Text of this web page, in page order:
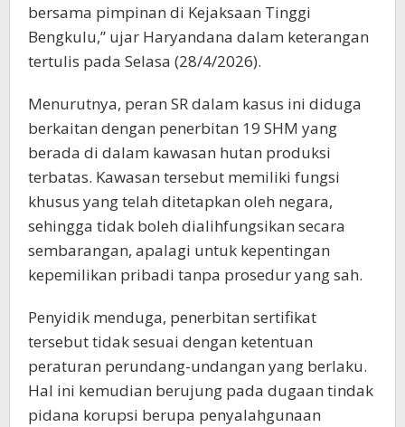
bersama pimpinan di Kejaksaan Tinggi
Bengkulu,” ujar Haryandana dalam keterangan
tertulis pada Selasa (28/4/2026).
Menurutnya, peran SR dalam kasus ini diduga
berkaitan dengan penerbitan 19 SHM yang
berada di dalam kawasan hutan produksi
terbatas. Kawasan tersebut memiliki fungsi
khusus yang telah ditetapkan oleh negara,
sehingga tidak boleh dialihfungsikan secara
sembarangan, apalagi untuk kepentingan
kepemilikan pribadi tanpa prosedur yang sah.
Penyidik menduga, penerbitan sertifikat
tersebut tidak sesuai dengan ketentuan
peraturan perundang-undangan yang berlaku.
Hal ini kemudian berujung pada dugaan tindak
pidana korupsi berupa penyalahgunaan